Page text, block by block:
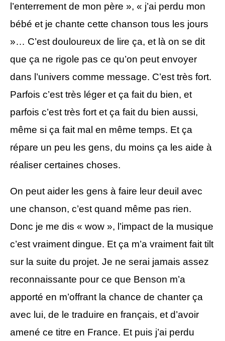
l’enterrement de mon père », « j’ai perdu mon
bébé et je chante cette chanson tous les jours
»… C’est douloureux de lire ça, et là on se dit
que ça ne rigole pas ce qu’on peut envoyer
dans l’univers comme message. C’est très fort.
Parfois c’est très léger et ça fait du bien, et
parfois c’est très fort et ça fait du bien aussi,
même si ça fait mal en même temps. Et ça
répare un peu les gens, du moins ça les aide à
réaliser certaines choses.
On peut aider les gens à faire leur deuil avec
une chanson, c’est quand même pas rien.
Donc je me dis « wow », l’impact de la musique
c’est vraiment dingue. Et ça m’a vraiment fait tilt
sur la suite du projet. Je ne serai jamais assez
reconnaissante pour ce que Benson m’a
apporté en m’offrant la chance de chanter ça
avec lui, de le traduire en français, et d’avoir
amené ce titre en France. Et puis j’ai perdu